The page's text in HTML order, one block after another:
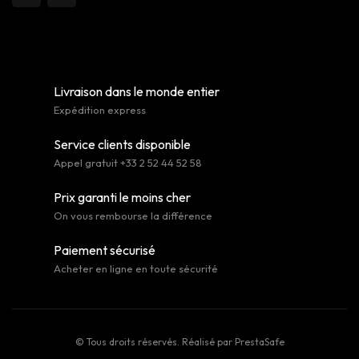
Livraison dans le monde entier
Expédition express
Service clients disponible
Appel gratuit +33 2 52 44 52 58
Prix garanti le moins cher
On vous rembourse la différence
Paiement sécurisé
Acheter en ligne en toute sécurité
© Tous droits réservés. Réalisé par PrestaSafe